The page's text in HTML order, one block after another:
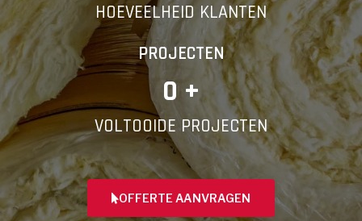
HOEVEELHEID KLANTEN
PROJECTEN
0 +
VOLTOOIDE PROJECTEN
OFFERTE AANVRAGEN